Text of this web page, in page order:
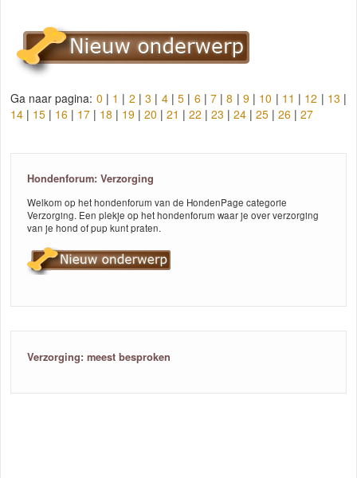
Ga naar pagina: 0 | 1 | 2 |3 | 4|5 | 6 | 7|8 | 9 | 10 | 11 | 12 | 13 |
14 | 15 | 16 | 17 | 18 | 19 | 20 | 21 | 22 | 23 | 24 | 25 | 26 | 27
Hondenforum: Verzorging
Welkom op het hondenforum van de HondenPage categorie
Verzorging. Een plekje op het hondenforum waar je over verzorging
van je hond of pup kunt praten.
Verzorging: meest besproken